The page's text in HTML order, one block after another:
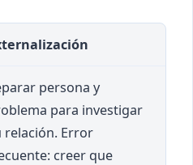
y error frecuente
persona y
para investigar
relación. Error
creer que